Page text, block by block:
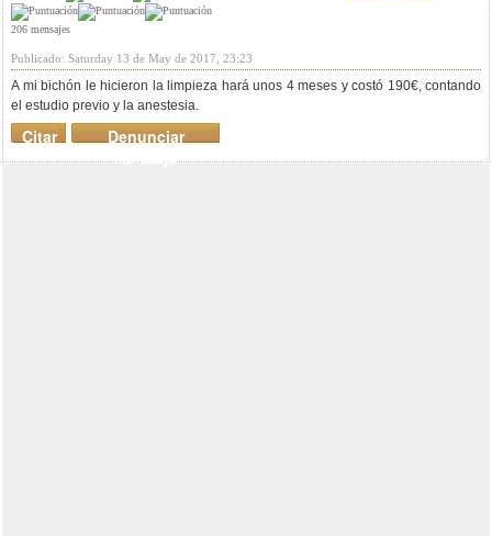
206 mensajes
Publicado: Saturday 13 de May de 2017, 23:23
A mi bichón le hicieron la limpieza hará unos 4 meses y costó 190€, contando
el estudio previo y la anestesia.
Denunciar
mensaje
Citar